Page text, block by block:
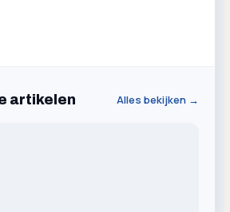
artikelen Alles bekijken →